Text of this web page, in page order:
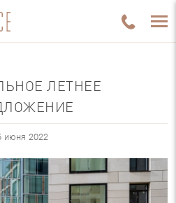
ЛЕТНЕЕ
июня 2022